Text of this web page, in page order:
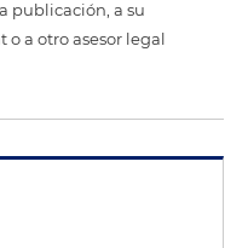
publicación, a su
a otro asesor legal